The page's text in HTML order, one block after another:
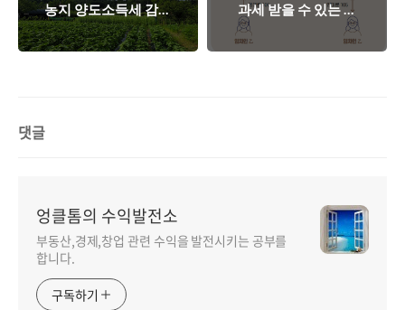
농지 양도소득세 감면
사례, 다른 소득이 있
는 경우 해당되나?
과세 받을 수 있는 기
준 정리[매매와 동시
갭투자 직전임대차계
댓글
엉클톰의 수익발전소
부동산,경제,창업 관련 수익을 발전시키는 공부를
합니다.
구독하기